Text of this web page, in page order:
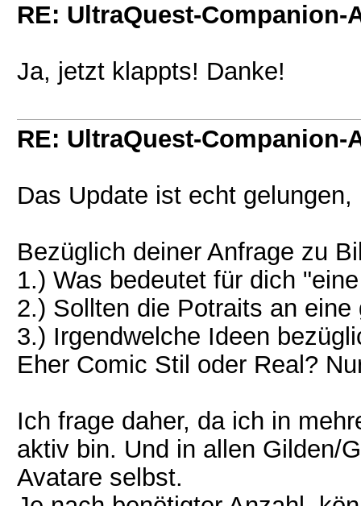
RE: UltraQuest-Companion-
Ja, jetzt klappts! Danke!
RE: UltraQuest-Companion-
Das Update ist echt
Bezüglich deiner Anfrage zu
1.) Was bedeutet für dich
2.) Sollten die Potraits an
3.) Irgendwelche Ideen
Eher Comic Stil oder Real?
Ich frage daher, da ich in
aktiv bin. Und in allen Gilden/
Avatare selbst.